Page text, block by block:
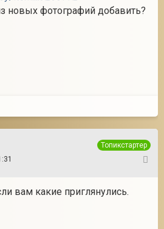
новых фотографий добавить?
Топикстартер
вам какие приглянулись.